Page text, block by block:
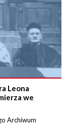
Leona
we
Archiwum